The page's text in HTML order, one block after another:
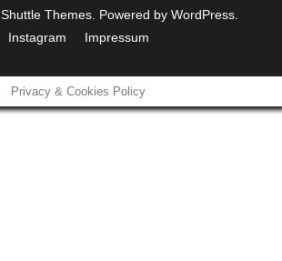
Shuttle Themes . Powered by WordPress
Instagram
Impressum
Privacy & Cookies Policy